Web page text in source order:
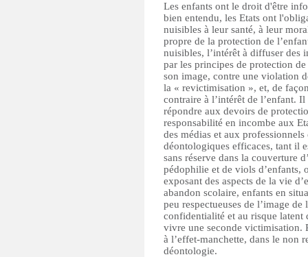
Les enfants ont le droit d'être
bien entendu, les Etats ont
nuisibles à leur santé, à leur
propre de la protection de
nuisibles, l’intérêt à diffuser des
par les principes de protection
son image, contre une violation
la « revictimisation », et, de
contraire à l’intérêt de l’enfant.
répondre aux devoirs de
responsabilité en incombe aux
des médias et aux
déontologiques efficaces, tant il
sans réserve dans la couverture
pédophilie et de viols d’enfants,
exposant des aspects de la vie
abandon scolaire, enfants en
peu respectueuses de l’image
confidentialité et au risque latent
vivre une seconde victimisation.
à l’effet-manchette, dans le non
déontologie.